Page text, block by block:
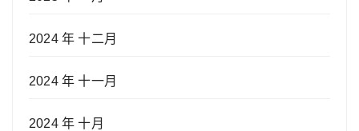
2024 年 十二月
2024 年 十一月
2024 年 十月